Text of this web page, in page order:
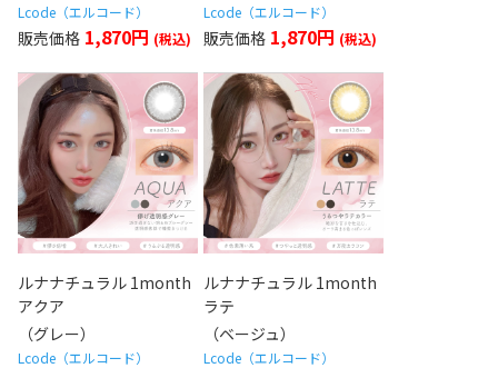
Lcode（エルコード）
1,870円
Lcode（エルコード）
1,870円
ルナナチュラル 1month
アクア
（グレー）
Lcode（エルコード）
ルナナチュラル 1month
ラテ
（ベージュ）
Lcode（エルコード）